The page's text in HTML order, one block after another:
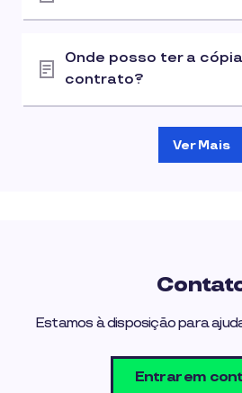
Onde posso ter a
contrato?
Ver Mais
Estamos à disposição para
Entrar em